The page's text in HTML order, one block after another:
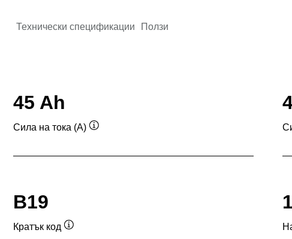
Технически спецификации Ползи
45 Ah
Сила на тока (A)
B19
Кратък код